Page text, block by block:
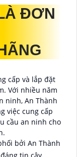
ĐƠN
cấp và lắp đặt
Với nhiều năm
ninh, An Thành
việc cung cấp
cầu an ninh cho
bởi An Thành